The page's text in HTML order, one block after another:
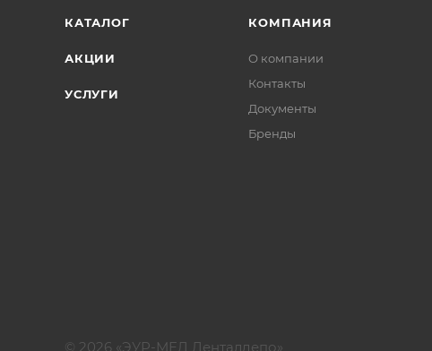
КАТАЛОГ
АКЦИИ
УСЛУГИ
КОМПАНИЯ
О компании
Контакты
Документы
Бренды
© 2026 «ЭУР-МЕД Денталдепо»